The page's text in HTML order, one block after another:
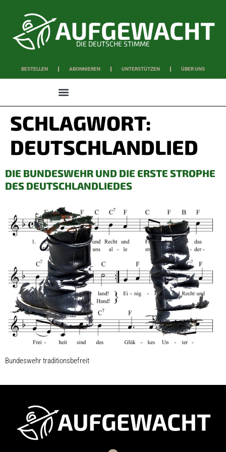
DIE DEUTSCHE STIMME
BESTELLEN ABONNIEREN UNTERSTÜTZEN ÜBER UNS
SCHLAGWORT:
DEUTSCHLANDLIED
DIE BUNDESWEHR UND DIE ERSTE STROPHE
DES DEUTSCHLANDLIEDES
Bundeswehr traditionsbefreit